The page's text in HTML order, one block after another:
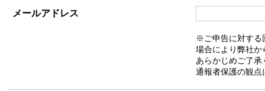
メールアドレス
※ご申告に対する
場合により弊社か
あらかじめご了承
通報者保護の観点